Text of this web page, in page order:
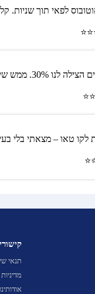
לפאי תוך שניות.
30%. ממש שימושי."
לקו טאו – מצאתי בלי
תנאי
אודותינו